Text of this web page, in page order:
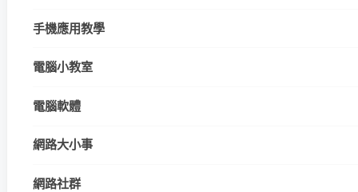
手機應用教學
電腦小教室
電腦軟體
網路大小事
網路社群